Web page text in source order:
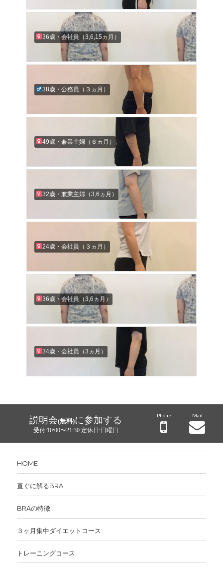
36歳・会社員（3,6,15ヵ月）
38歳・公務員（３ヵ月）
49歳・兼業主婦（６ヵ月）
32歳・兼業主婦（3,6ヵ月）
24歳・会社員（３ヵ月）
36歳・会社員（3,6ヵ月）
34歳・会社員（3ヵ月）
説明会(無料)に参加する
受付:10:00〜21:30 定休日:日曜日
Phone Mail
HOME
直ぐに解るBRA
BRAの特徴
３ヶ月集中ダイエットコース
トレーニングコース